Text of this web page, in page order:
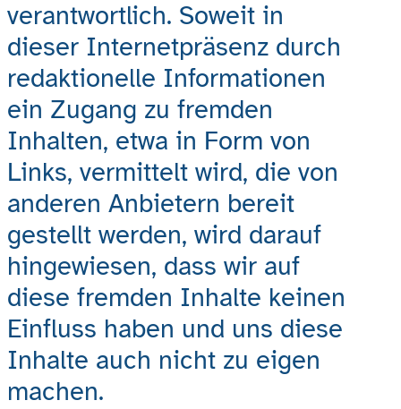
verantwortlich. Soweit in
dieser Internetpräsenz durch
redaktionelle Informationen
ein Zugang zu fremden
Inhalten, etwa in Form von
Links, vermittelt wird, die von
anderen Anbietern bereit
gestellt werden, wird darauf
hingewiesen, dass wir auf
diese fremden Inhalte keinen
Einfluss haben und uns diese
Inhalte auch nicht zu eigen
machen.